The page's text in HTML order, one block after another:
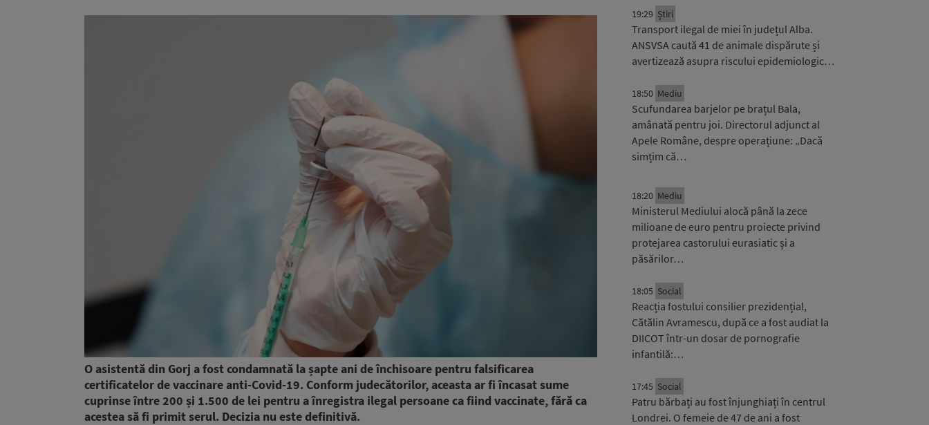
O asistentă din Gorj a fost condamnată la șapte ani de închisoare pentru falsificarea
certificatelor de vaccinare anti-Covid-19. Conform judecătorilor, aceasta ar fi încasat sume
cuprinse între 200 și 1.500 de lei pentru a înregistra ilegal persoane ca fiind vaccinate, fără ca
acestea să fi primit serul. Decizia nu este definitivă.
19:29 Știri
Transport ilegal de miei în județul Alba.
ANSVSA caută 41 de animale dispărute și
avertizează asupra riscului epidemiologic…
18:50 Mediu
Scufundarea barjelor pe brațul Bala,
amânată pentru joi. Directorul adjunct al
Apele Române, despre operațiune: „Dacă
simțim că…
18:20 Mediu
Ministerul Mediului alocă până la zece
milioane de euro pentru proiecte privind
protejarea castorului eurasiatic și a
păsărilor…
18:05 Social
Reacția fostului consilier prezidențial,
Cătălin Avramescu, după ce a fost audiat la
DIICOT într-un dosar de pornografie
infantilă:…
17:45 Social
Patru bărbați au fost înjunghiați în centrul
Londrei. O femeie de 47 de ani a fost